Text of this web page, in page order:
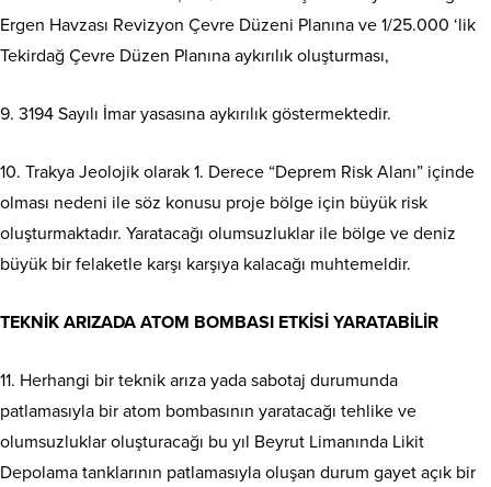
Ergen Havzası Revizyon Çevre Düzeni Planına ve 1/25.000 ‘lik
Tekirdağ Çevre Düzen Planına aykırılık oluşturması,
9. 3194 Sayılı İmar yasasına aykırılık göstermektedir.
10. Trakya Jeolojik olarak 1. Derece “Deprem Risk Alanı” içinde
olması nedeni ile söz konusu proje bölge için büyük risk
oluşturmaktadır. Yaratacağı olumsuzluklar ile bölge ve deniz
büyük bir felaketle karşı karşıya kalacağı muhtemeldir.
TEKNİK ARIZADA ATOM BOMBASI ETKİSİ YARATABİLİR
11. Herhangi bir teknik arıza yada sabotaj durumunda
patlamasıyla bir atom bombasının yaratacağı tehlike ve
olumsuzluklar oluşturacağı bu yıl Beyrut Limanında Likit
Depolama tanklarının patlamasıyla oluşan durum gayet açık bir